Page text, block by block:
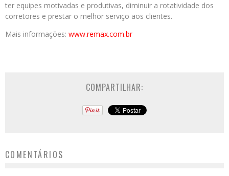
ter equipes motivadas e produtivas, diminuir a rotatividade dos
corretores e prestar o melhor serviço aos clientes.
Mais informações: www.remax.com.br
COMPARTILHAR:
COMENTÁRIOS